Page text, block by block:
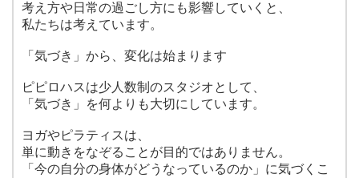
考え方や日常の過ごし方にも影響していくと、
私たちは考えています。
「気づき」から、変化は始まります
ピピロハスは少人数制のスタジオとして、
「気づき」を何よりも大切にしています。
ヨガやピラティスは、
単に動きをなぞることが目的ではありません。
「今の自分の身体がどうなっているのか」に気づくこ